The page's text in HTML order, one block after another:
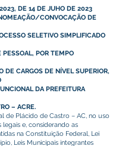
DE 14 DE JUHO DE 2023
CONVOCAÇÃO DE
SELETIVO SIMPLIFICADO
PESSOAL, POR TEMPO
DE CARGOS DE NÍVEL SUPERIOR,
DA PREFEITURA
– ACRE.
de Plácido de Castro – AC, no uso
e, considerando as
na Constituição Federal, Lei
Leis Municipais integrantes